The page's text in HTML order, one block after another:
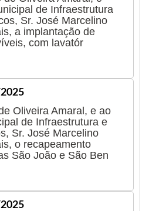
de Infraestrutura
Sr. José Marcelino
a implantação de
com lavatór
Oliveira Amaral, e ao
de Infraestrutura e
Sr. José Marcelino
o recapeamento
São João e São Ben